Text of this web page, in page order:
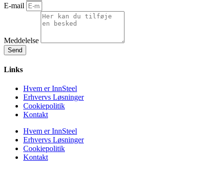
E-mail
Meddelelse
Send
Links
Hvem er InnSteel
Erhvervs Løsninger
Cookiepolitik
Kontakt
Hvem er InnSteel
Erhvervs Løsninger
Cookiepolitik
Kontakt